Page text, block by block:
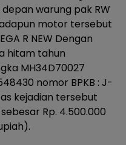
warung pak RW
adapun motor tersebut
R NEW Dengan
hitam tahun
MH34D70027
nomor BPKB : J-
kejadian tersebut
Rp. 4.500.000